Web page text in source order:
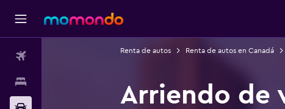
Renta de autos Renta de autos en Canadá
Arriendo de